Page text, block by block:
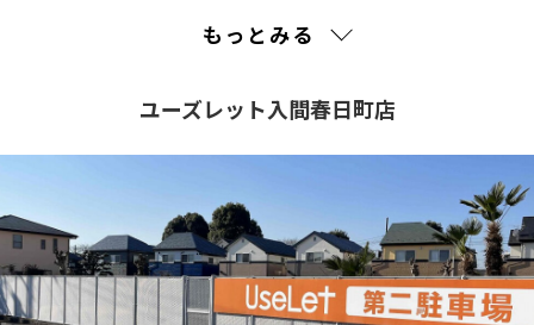
2018(131)
2017(278)
2016(68)
もっとみる
ユーズレット入間春日町店